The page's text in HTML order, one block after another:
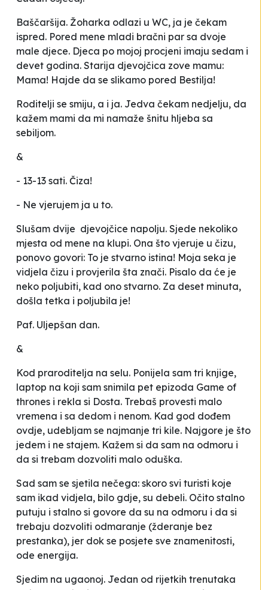
Baščaršija. Žoharka odlazi u WC, ja je čekam
ispred. Pored mene mladi bračni par sa dvoje
male djece. Djeca po mojoj procjeni imaju sedam i
devet godina. Starija djevojčica zove mamu:
Mama! Hajde da se slikamo pored Bestilja!
Roditelji se smiju, a i ja. Jedva čekam nedjelju, da
kažem mami da mi namaže šnitu hljeba sa
sebiljom.
&
- 13-13 sati. Čiza!
- Ne vjerujem ja u to.
Slušam dvije djevojčice napolju. Sjede nekoliko
mjesta od mene na klupi. Ona što vjeruje u čizu,
ponovo govori: To je stvarno istina! Moja seka je
vidjela čizu i provjerila šta znači. Pisalo da će je
neko poljubiti, kad ono stvarno. Za deset minuta,
došla tetka i poljubila je!
Paf. Uljepšan dan.
&
Kod praroditelja na selu. Ponijela sam tri knjige,
laptop na koji sam snimila pet epizoda Game of
thrones i rekla si Dosta. Trebaš provesti malo
vremena i sa dedom i nenom. Kad god dođem
ovdje, udebljam se najmanje tri kile. Najgore je što
jedem i ne stajem. Kažem si da sam na odmoru i
da si trebam dozvoliti malo oduška.
Sad sam se sjetila nečega: skoro svi turisti koje
sam ikad vidjela, bilo gdje, su debeli. Očito stalno
putuju i stalno si govore da su na odmoru i da si
trebaju dozvoliti odmaranje (žderanje bez
prestanka), jer dok se posjete sve znamenitosti,
ode energija.
Sjedim na ugaonoj. Jedan od rijetkih trenutaka